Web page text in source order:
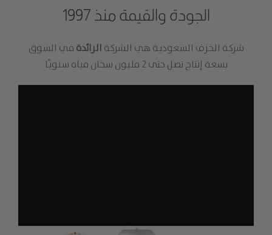
الجودة والقيمة منذ 1997
شركة الخزف السعودية هي الشركة الرائدة في السوق
بسعة إنتاج تصل حتى 2 مليون سخان مياه سنويًا